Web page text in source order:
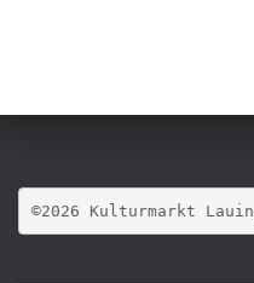
©2026 Kulturmarkt